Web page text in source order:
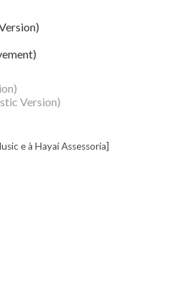
Version)
e à Hayai Assessoria]